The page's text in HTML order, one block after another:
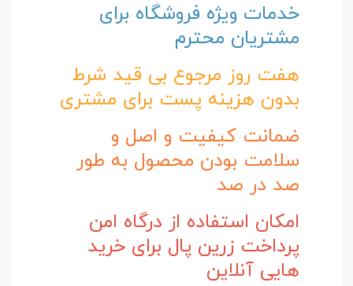
خدمات ویژه فروشگاه برای
مشتریان محترم
هفت روز مرجوع بی قید شرط
بدون هزینه پست برای مشتری
ضمانت کیفیت و اصل و
سلامت بودن محصول به طور
صد در صد
امکان استفاده از درگاه امن
پرداخت زرین پال برای خرید
هایی آنلاین